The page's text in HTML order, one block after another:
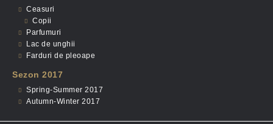
Ceasuri
Copii
Parfumuri
Lac de unghii
Farduri de pleoape
Sezon 2017
Spring-Summer 2017
Autumn-Winter 2017